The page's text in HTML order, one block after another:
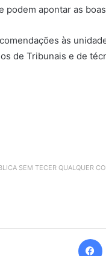
apontar as
às
de Tribunais e de
SEM TECER QUALQUER